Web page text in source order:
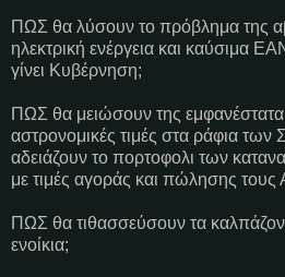
ΠΩΣ θα λύσουν το πρόβλημα της
ηλεκτρική ενέργεια και καύσιμα
γίνει Κυβέρνηση;
ΠΩΣ θα μειώσουν της
αστρονομικές τιμές στα ράφια
αδειάζουν το πορτοφολι των
με τιμές αγοράς και πώλησης
ΠΩΣ θα τιθασσεύσουν τα
ενοίκια;